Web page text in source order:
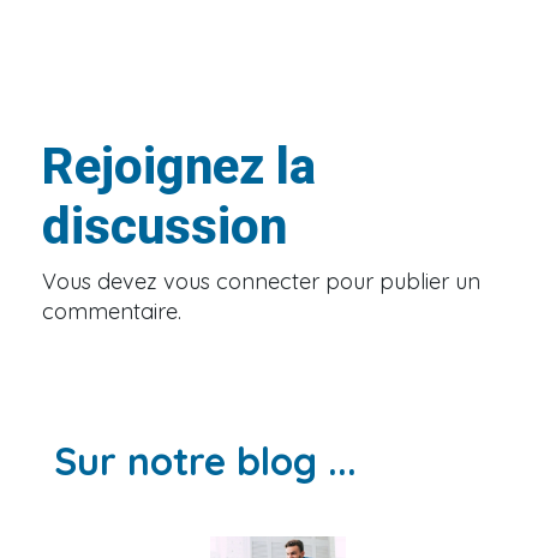
Rejoignez la
discussion
Vous devez vous connecter pour publier un
commentaire.
Sur notre blog ...